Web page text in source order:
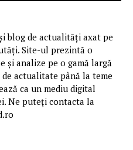
blog de actualități axat pe
Site-ul prezintă o
și analize pe o gamă largă
actualitate până la teme
ca un mediu digital
Ne puteți contacta la